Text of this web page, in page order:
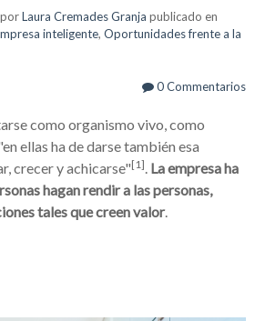
Laura Cremades Granja publicado en
inteligente, Oportunidades frente a la
0 Commentarios
como organismo vivo, como
ellas ha de darse también esa
crecer y achicarse"[1]. La empresa ha
hagan rendir a las personas,
tales que creen valor.